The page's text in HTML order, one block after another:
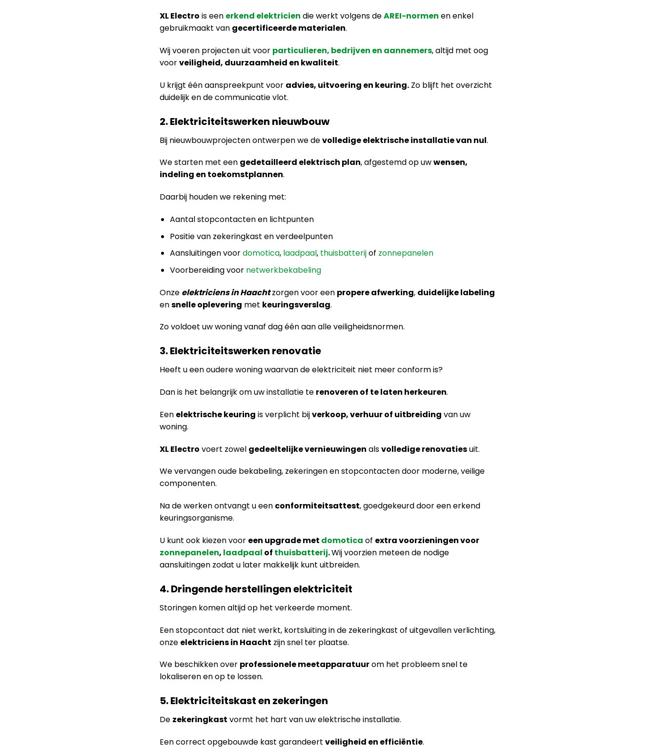
XL Electro is een erkend elektricien die werkt volgens deAREI-normen en enkel
gebruikmaakt van gecertificeerde materialen.
Wij voeren projecten uit voor particulieren, bedrijven en aannemers, altijd met oog
voorveiligheid, duurzaamheid en kwaliteit.
U krijgt één aanspreekpunt voor advies, uitvoering en keuring. Zo blijft het overzicht
duidelijk en de communicatie vlot.
2. Elektriciteitswerken nieuwbouw
Bij nieuwbouwprojecten ontwerpen we devolledige elektrische installatie van nul.
We starten met een gedetailleerd elektrisch plan, afgestemd op uwwensen,
indeling en toekomstplannen.
Daarbij houden we rekening met:
Aantal stopcontacten en lichtpunten
Positie van zekeringkast en verdeelpunten
Aansluitingen voordomotica, laadpaal, thuisbatterijof zonnepanelen
Voorbereiding voor netwerkbekabeling
Onze elektriciens in Haachtzorgen voor een propere afwerking, duidelijke labeling
ensnelle oplevering met keuringsverslag.
Zo voldoet uw woning vanaf dag één aan alle veiligheidsnormen.
3. Elektriciteitswerken renovatie
Heeft u een oudere woning waarvan de elektriciteit niet meer conform is?
Dan is het belangrijk om uw installatie te renoveren of te laten herkeuren.
Een elektrische keuring is verplicht bijverkoop, verhuur of uitbreiding van uw
woning.
XL Electro voert zowel gedeeltelijke vernieuwingen alsvolledige renovatiesuit.
We vervangen oude bekabeling, zekeringen en stopcontacten door moderne, veilige
componenten.
Na de werken ontvangt u een conformiteitsattest, goedgekeurd door een erkend
keuringsorganisme.
U kunt ook kiezen voor een upgrade met domotica of extra voorzieningen voor
zonnepanelen, laadpaal of thuisbatterij.Wij voorzien meteen de nodige
aansluitingen zodat u later makkelijk kunt uitbreiden.
4. Dringende herstellingen elektriciteit
Storingen komen altijd op het verkeerde moment.
Een stopcontact dat niet werkt, kortsluiting in de zekeringkast of uitgevallen verlichting,
onze elektriciens in Haacht zijn snel ter plaatse.
We beschikken over professionele meetapparatuurom het probleem snel te
lokaliseren en op te lossen.
5. Elektriciteitskast en zekeringen
De zekeringkast vormt het hart van uw elektrische installatie.
Een correct opgebouwde kast garandeert veiligheid en efficiëntie.